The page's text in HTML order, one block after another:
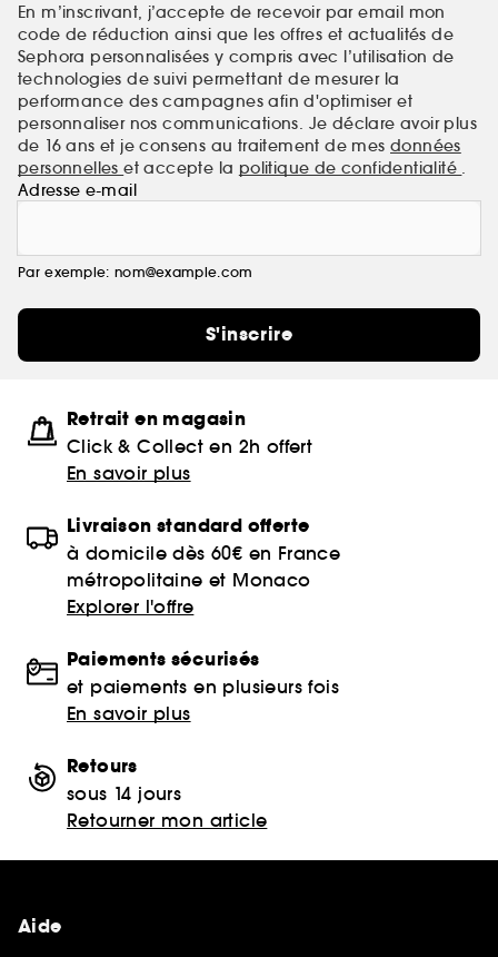
En m’inscrivant, j’accepte de recevoir par email mon
code de réduction ainsi que les offres et actualités de
Sephora personnalisées y compris avec l’utilisation de
technologies de suivi permettant de mesurer la
performance des campagnes afin d'optimiser et
personnaliser nos communications. Je déclare avoir plus
de 16 ans et je consens au traitement de mes données
personnelleset accepte la politique de confidentialité .
Adresse e-mail
Par exemple: nom@example.com
S'inscrire
Retrait en magasin
Click & Collect en 2h offert
En savoir plus
Livraison standard offerte
à domicile dès 60€ en France
métropolitaine et Monaco
Explorer l'offre
Paiements sécurisés
et paiements en plusieurs fois
En savoir plus
Retours
sous 14 jours
Retourner mon article
Aide